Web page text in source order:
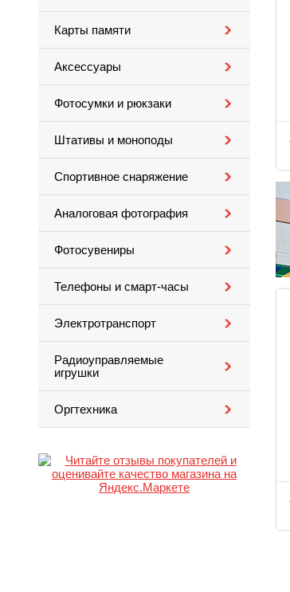
Карты памяти
Аксессуары
Фотосумки и рюкзаки
Штативы и моноподы
Спортивное снаряжение
Аналоговая фотография
Фотосувениры
Телефоны и смарт-часы
Электротранспорт
Радиоуправляемые
игрушки
Оргтехника